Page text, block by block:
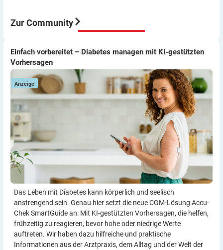
immer wieder so machen.
Zur Community
Einfach vorbereitet – Diabetes managen mit KI-gestützten
Vorhersagen
Einfach vorbereitet – Diabetes managen mit KI-gestützten
Vorhersagen
Anzeige
Das Leben mit Diabetes kann körperlich und seelisch
anstrengend sein. Genau hier setzt die neue CGM-Lösung Accu-
Chek SmartGuide an: Mit KI-gestützten Vorher­sagen, die helfen,
frühzeitig zu reagieren, bevor hohe oder niedrige Werte
auftreten. Wir haben dazu hilf­reiche und praktische
Informationen aus der Arzt­praxis, dem Alltag und der Welt der